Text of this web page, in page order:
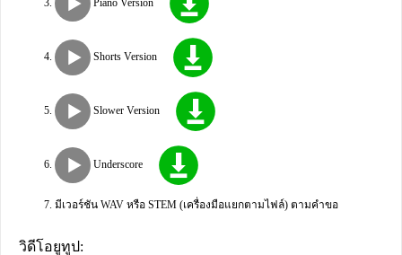
Shorts Version
Slower Version
Underscore
มีเวอร์ชัน WAV หรือ STEM (เครื่องมือแยกตามไฟล์) ตามคำขอ
วิดีโอยูทูป: